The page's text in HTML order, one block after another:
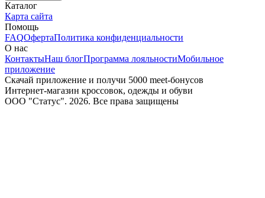
Каталог
Карта сайта
Помощь
FAQОфертаПолитика конфиденциальности
О нас
КонтактыНаш блогПрограмма лояльностиМобильное
приложение
Скачай приложение и получи 5000 meet-бонусов
Интернет-магазин кроссовок, одежды и обуви
ООО "Статус". 2026. Все права защищены